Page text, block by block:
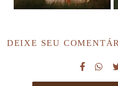
DEIXE SEU